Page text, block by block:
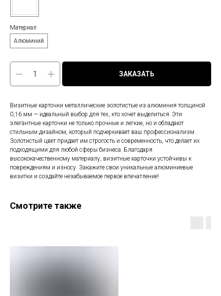
Материал
Алюминий
ЗАКАЗАТЬ
Визитные карточки металлические золотистые из алюминия толщиной
0,16 мм — идеальный выбор для тех, кто хочет выделиться. Эти
элегантные карточки не только прочные и легкие, но и обладают
стильным дизайном, который подчеркивает ваш профессионализм.
Золотистый цвет придает им строгость и современность, что делает их
подходящими для любой сферы бизнеса. Благодаря
высококачественному материалу, визитные карточки устойчивы к
повреждениям и износу. Закажите свои уникальные алюминиевые
визитки и создайте незабываемое первое впечатление!
Смотрите также